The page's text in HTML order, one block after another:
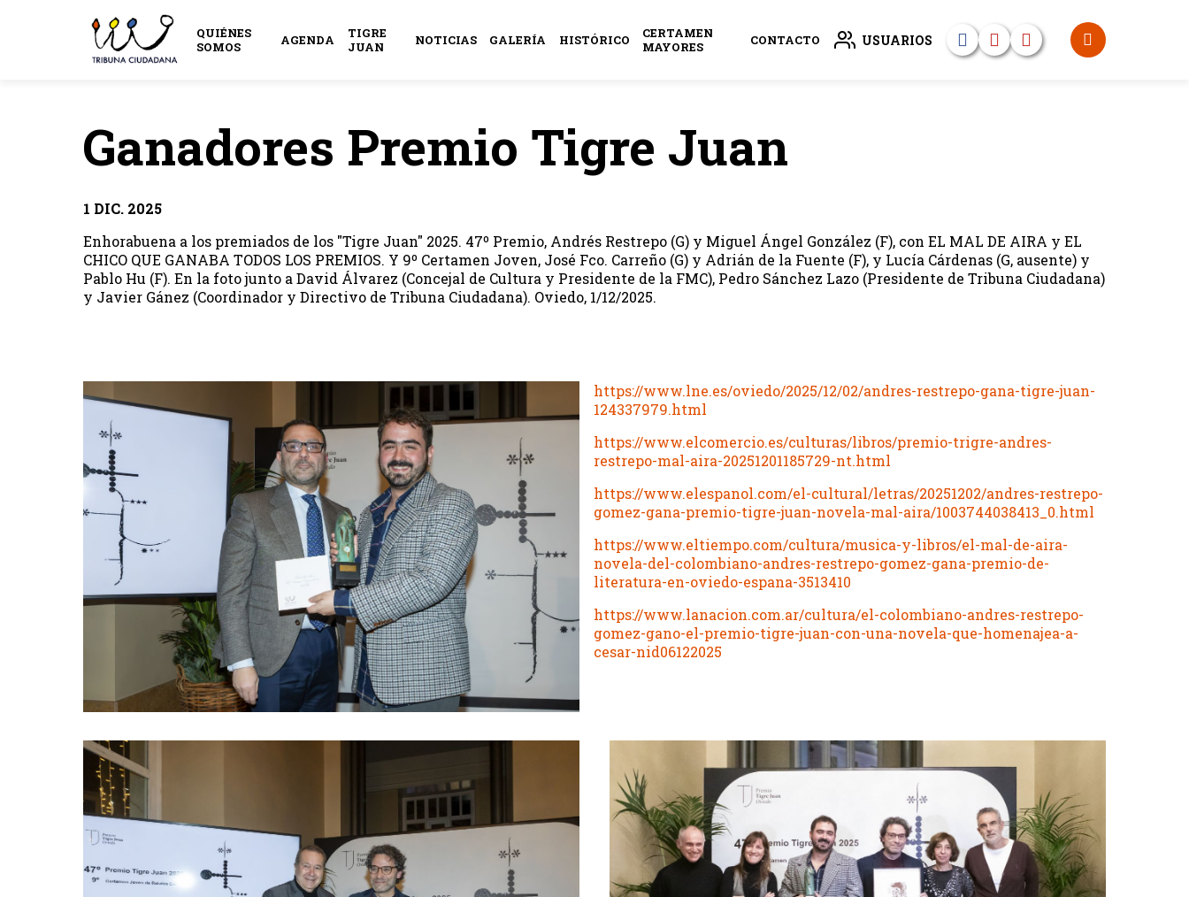
QUIÉNES
SOMOS
AGENDA
TIGRE
JUAN
NOTICIAS GALERÍA HISTÓRICO
CERTAMEN
MAYORES
CONTACTO USUARIOS
Ganadores Premio Tigre Juan
1 DIC. 2025
Enhorabuena a los premiados de los "Tigre Juan" 2025. 47º Premio, Andrés Restrepo (G) y Miguel Ángel González (F), con EL MAL DE AIRA y EL
CHICO QUE GANABA TODOS LOS PREMIOS. Y 9º Certamen Joven, José Fco. Carreño (G) y Adrián de la Fuente (F), y Lucía Cárdenas (G, ausente) y
Pablo Hu (F). En la foto junto a David Álvarez (Concejal de Cultura y Presidente de la FMC), Pedro Sánchez Lazo (Presidente de Tribuna Ciudadana)
y Javier Gánez (Coordinador y Directivo de Tribuna Ciudadana). Oviedo, 1/12/2025.
https://www.lne.es/oviedo/2025/12/02/andres-restrepo-gana-tigre-juan-
124337979.html
https://www.elcomercio.es/culturas/libros/premio-trigre-andres-
restrepo-mal-aira-20251201185729-nt.html
https://www.elespanol.com/el-cultural/letras/20251202/andres-restrepo-
gomez-gana-premio-tigre-juan-novela-mal-aira/1003744038413_0.html
https://www.eltiempo.com/cultura/musica-y-libros/el-mal-de-aira-
novela-del-colombiano-andres-restrepo-gomez-gana-premio-de-
literatura-en-oviedo-espana-3513410
https://www.lanacion.com.ar/cultura/el-colombiano-andres-restrepo-
gomez-gano-el-premio-tigre-juan-con-una-novela-que-homenajea-a-
cesar-nid06122025